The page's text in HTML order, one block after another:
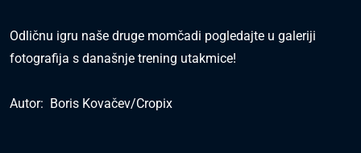
Odličnu igru naše druge momčadi pogledajte u galeriji
fotografija s današnje trening utakmice!
Autor: Boris Kovačev/Cropix